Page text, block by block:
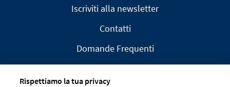
Iscriviti alla newsletter
Contatti
Domande Frequenti
Rispettiamo la tua privacy